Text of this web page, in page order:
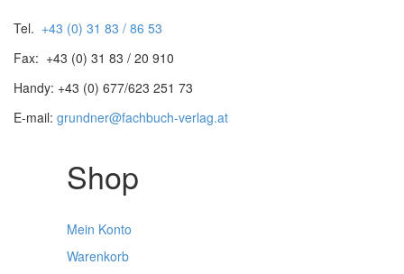
Tel. +43 (0) 31 83 / 86 53
Fax: +43 (0) 31 83 / 20 910
Handy: +43 (0) 677/623 251 73
E-mail: grundner@fachbuch-verlag.at
Shop
Mein Konto
Warenkorb